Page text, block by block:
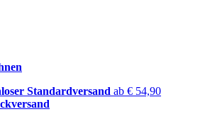
Standardversand ab € 54,90